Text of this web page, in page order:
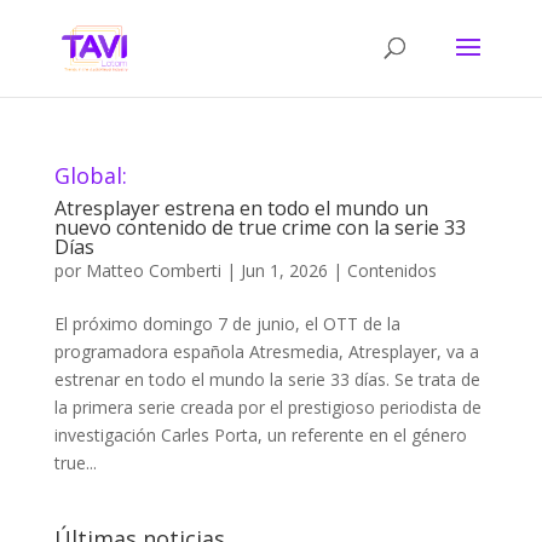
Global:
Atresplayer estrena en todo el mundo un
nuevo contenido de true crime con la serie 33
Días
por Matteo Comberti | Jun 1, 2026 | Contenidos
El próximo domingo 7 de junio, el OTT de la
programadora española Atresmedia, Atresplayer, va a
estrenar en todo el mundo la serie 33 días. Se trata de
la primera serie creada por el prestigioso periodista de
investigación Carles Porta, un referente en el género
true...